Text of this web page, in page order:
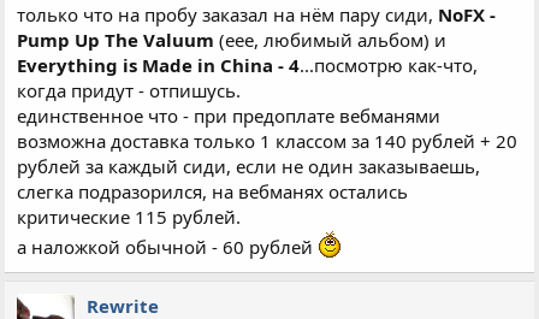
только что на пробу заказал на нём пару сиди, NoFX -
Pump Up The Valuum (еее, любимый альбом) и
Everything is Made in China - 4...посмотрю как-что,
когда придут - отпишусь.
единственное что - при предоплате вебманями
возможна доставка только 1 классом за 140 рублей + 20
рублей за каждый сиди, если не один заказываешь,
слегка подразорился, на вебманях остались
критические 115 рублей.
а наложкой обычной - 60 рублей
Rewrite